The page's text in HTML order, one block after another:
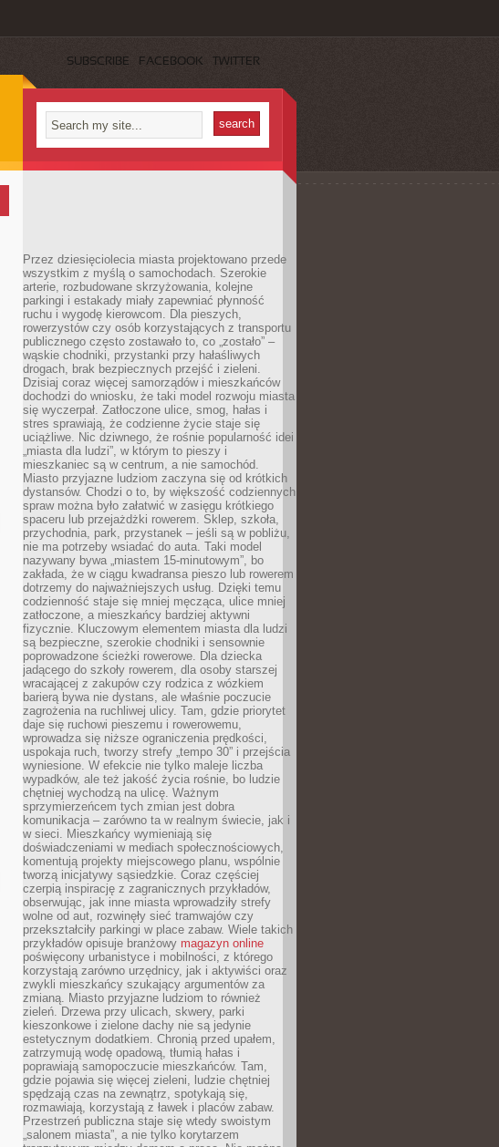
SUBSCRIBE FACEBOOK TWITTER
Przez dziesięciolecia miasta projektowano przede
wszystkim z myślą o samochodach. Szerokie
arterie, rozbudowane skrzyżowania, kolejne
parkingi i estakady miały zapewniać płynność
ruchu i wygodę kierowcom. Dla pieszych,
rowerzystów czy osób korzystających z transportu
publicznego często zostawało to, co „zostało” –
wąskie chodniki, przystanki przy hałaśliwych
drogach, brak bezpiecznych przejść i zieleni.
Dzisiaj coraz więcej samorządów i mieszkańców
dochodzi do wniosku, że taki model rozwoju miasta
się wyczerpał. Zatłoczone ulice, smog, hałas i
stres sprawiają, że codzienne życie staje się
uciążliwe. Nic dziwnego, że rośnie popularność idei
„miasta dla ludzi”, w którym to pieszy i
mieszkaniec są w centrum, a nie samochód.
Miasto przyjazne ludziom zaczyna się od krótkich
dystansów. Chodzi o to, by większość codziennych
spraw można było załatwić w zasięgu krótkiego
spaceru lub przejażdżki rowerem. Sklep, szkoła,
przychodnia, park, przystanek – jeśli są w pobliżu,
nie ma potrzeby wsiadać do auta. Taki model
nazywany bywa „miastem 15-minutowym”, bo
zakłada, że w ciągu kwadransa pieszo lub rowerem
dotrzemy do najważniejszych usług. Dzięki temu
codzienność staje się mniej męcząca, ulice mniej
zatłoczone, a mieszkańcy bardziej aktywni
fizycznie. Kluczowym elementem miasta dla ludzi
są bezpieczne, szerokie chodniki i sensownie
poprowadzone ścieżki rowerowe. Dla dziecka
jadącego do szkoły rowerem, dla osoby starszej
wracającej z zakupów czy rodzica z wózkiem
barierą bywa nie dystans, ale właśnie poczucie
zagrożenia na ruchliwej ulicy. Tam, gdzie priorytet
daje się ruchowi pieszemu i rowerowemu,
wprowadza się niższe ograniczenia prędkości,
uspokaja ruch, tworzy strefy „tempo 30” i przejścia
wyniesione. W efekcie nie tylko maleje liczba
wypadków, ale też jakość życia rośnie, bo ludzie
chętniej wychodzą na ulicę. Ważnym
sprzymierzeńcem tych zmian jest dobra
komunikacja – zarówno ta w realnym świecie, jak i
w sieci. Mieszkańcy wymieniają się
doświadczeniami w mediach społecznościowych,
komentują projekty miejscowego planu, wspólnie
tworzą inicjatywy sąsiedzkie. Coraz częściej
czerpią inspirację z zagranicznych przykładów,
obserwując, jak inne miasta wprowadziły strefy
wolne od aut, rozwinęły sieć tramwajów czy
przekształciły parkingi w place zabaw. Wiele takich
przykładów opisuje branżowy magazyn online
poświęcony urbanistyce i mobilności, z którego
korzystają zarówno urzędnicy, jak i aktywiści oraz
zwykli mieszkańcy szukający argumentów za
zmianą. Miasto przyjazne ludziom to również
zieleń. Drzewa przy ulicach, skwery, parki
kieszonkowe i zielone dachy nie są jedynie
estetycznym dodatkiem. Chronią przed upałem,
zatrzymują wodę opadową, tłumią hałas i
poprawiają samopoczucie mieszkańców. Tam,
gdzie pojawia się więcej zieleni, ludzie chętniej
spędzają czas na zewnątrz, spotykają się,
rozmawiają, korzystają z ławek i placów zabaw.
Przestrzeń publiczna staje się wtedy swoistym
„salonem miasta”, a nie tylko korytarzem